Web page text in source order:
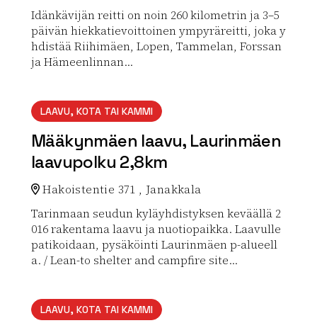
Idänkävijän reitti on noin 260 kilometrin ja 3–5
päivän hiekkatievoittoinen ympyräreitti, joka y
hdistää Riihimäen, Lopen, Tammelan, Forssan
ja Hämeenlinnan...
LAAVU, KOTA TAI KAMMI
Määkynmäen laavu, Laurinmäen
laavupolku 2,8km
Hakoistentie 371 , Janakkala
Tarinmaan seudun kyläyhdistyksen keväällä 2
016 rakentama laavu ja nuotiopaikka. Laavulle
patikoidaan, pysäköinti Laurinmäen p-alueell
a. / Lean-to shelter and campfire site...
LAAVU, KOTA TAI KAMMI